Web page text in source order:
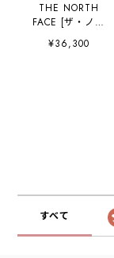
THE NORTH
FACE [ザ・ノー
ス・フェイス正規
代理店] Shuttle
MEN'S / LADY'S
¥36,300
すべて